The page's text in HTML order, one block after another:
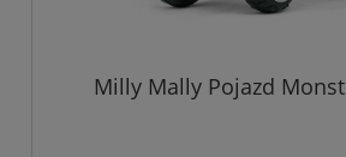
Milly Mally Pojazd